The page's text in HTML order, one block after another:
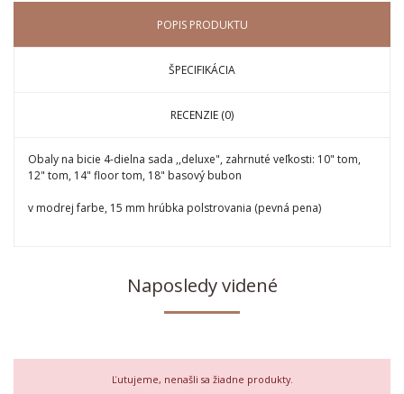
POPIS PRODUKTU
ŠPECIFIKÁCIA
RECENZIE (0)
Obaly na bicie 4-dielna sada ,,deluxe", zahrnuté veľkosti: 10" tom,
12" tom, 14" floor tom, 18" basový bubon
v modrej farbe, 15 mm hrúbka polstrovania (pevná pena)
Naposledy videné
Ľutujeme, nenašli sa žiadne produkty.